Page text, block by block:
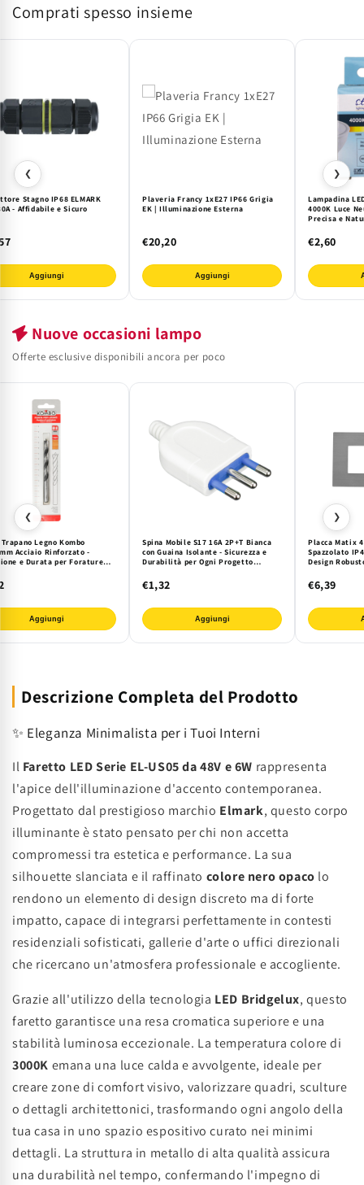
Comprati spesso insieme
❮
Stagno IP68 ELMARK
- Affidabile e Sicuro
Aggiungi
Plaveria Francy 1xE27 IP66 Grigia
EK | Illuminazione Esterna
€20,20
Aggiungi
Lampadina
4000K Luce
Precisa e
Stellar
€2,60
❯
Nuove occasioni lampo
Offerte esclusive disponibili ancora per poco
❮
Legno Kombo
Acciaio Rinforzato -
e Durata per Forature
e Auto-Centrante
Aggiungi
Spina Mobile S17 16A 2P+T Bianca
con Guaina Isolante - Sicurezza e
Durabilità per Ogni Progetto
€1,32
Aggiungi
Placca Matix
Spazzolato
Design
Matix Mapam.
€6,39
❯
Descrizione Completa del Prodotto
✨ Eleganza Minimalista per i Tuoi Interni
Il Faretto LED Serie EL-US05 da 48V e 6W rappresenta
l'apice dell'illuminazione d'accento contemporanea.
Progettato dal prestigioso marchio Elmark, questo corpo
illuminante è stato pensato per chi non accetta
compromessi tra estetica e performance. La sua
silhouette slanciata e il raffinato colore nero opaco lo
rendono un elemento di design discreto ma di forte
impatto, capace di integrarsi perfettamente in contesti
residenziali sofisticati, gallerie d'arte o uffici direzionali
che ricercano un'atmosfera professionale e accogliente.
Grazie all'utilizzo della tecnologia LED Bridgelux, questo
faretto garantisce una resa cromatica superiore e una
stabilità luminosa eccezionale. La temperatura colore di
3000K emana una luce calda e avvolgente, ideale per
creare zone di comfort visivo, valorizzare quadri, sculture
o dettagli architettonici, trasformando ogni angolo della
tua casa in uno spazio espositivo curato nei minimi
dettagli. La struttura in metallo di alta qualità assicura
una durabilità nel tempo, confermando l'impegno di